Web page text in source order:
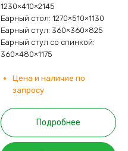
1230×410×2145
Барный стол: 1270×510×1130
Барный стул: 360×360×825
Барный стул со спинкой:
360×480×1175
Цена и наличие по
запросу
Подробнее